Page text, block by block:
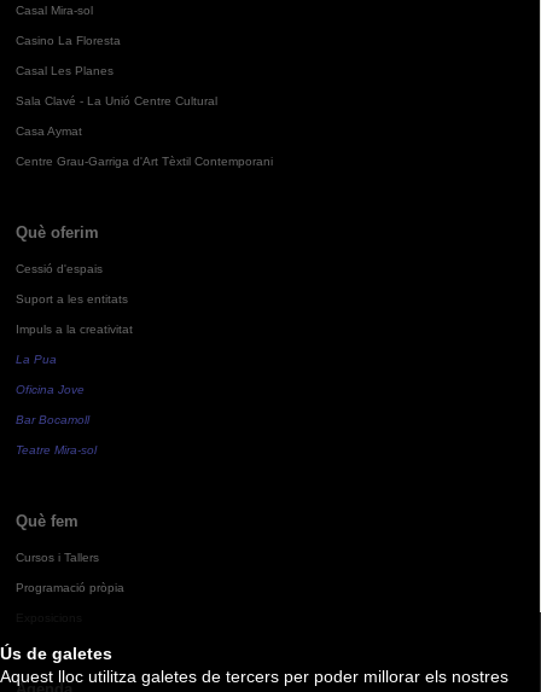
Ús de galetes
Aquest lloc utilitza galetes de tercers per poder millorar els nostres
Casal Mira-sol
Casino La Floresta
Casal Les Planes
Sala Clavé - La Unió Centre Cultural
Casa Aymat
Centre Grau-Garriga d'Art Tèxtil Contemporani
Què oferim
Cessió d'espais
Suport a les entitats
Impuls a la creativitat
La Pua
Oficina Jove
Bar Bocamoll
Teatre Mira-sol
Què fem
Cursos i Tallers
Programació pròpia